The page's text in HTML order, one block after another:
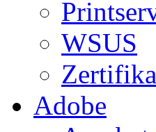
WSUS
Adobe